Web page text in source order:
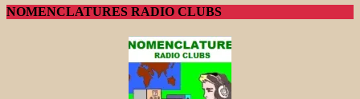
NOMENCLATURES RADIO CLUBS